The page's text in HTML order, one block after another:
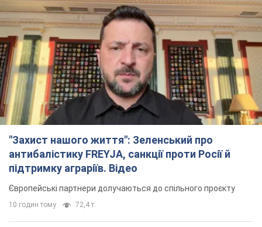
"Захист нашого життя": Зеленський про
антибалістику FREYJA, санкції проти Росії й
підтримку аграріїв. Відео
Європейські партнери долучаються до спільного проєкту
10 годин тому 72,4 т.